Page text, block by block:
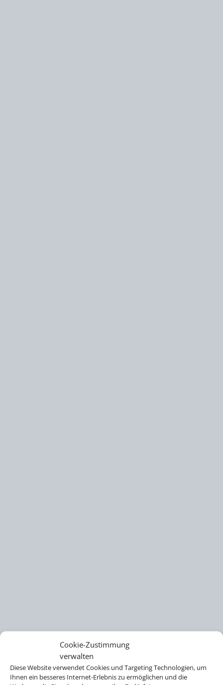
Cookie-Zustimmung
verwalten
Diese Website verwendet Cookies und Targeting Technologien, um
Ihnen ein besseres Internet-Erlebnis zu ermöglichen und die